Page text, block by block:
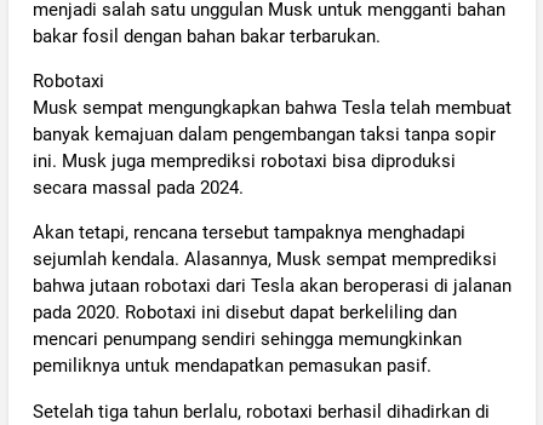
menjadi salah satu unggulan Musk untuk mengganti bahan
bakar fosil dengan bahan bakar terbarukan.
Robotaxi
Musk sempat mengungkapkan bahwa Tesla telah membuat
banyak kemajuan dalam pengembangan taksi tanpa sopir
ini. Musk juga memprediksi robotaxi bisa diproduksi
secara massal pada 2024.
Akan tetapi, rencana tersebut tampaknya menghadapi
sejumlah kendala. Alasannya, Musk sempat memprediksi
bahwa jutaan robotaxi dari Tesla akan beroperasi di jalanan
pada 2020. Robotaxi ini disebut dapat berkeliling dan
mencari penumpang sendiri sehingga memungkinkan
pemiliknya untuk mendapatkan pemasukan pasif.
Setelah tiga tahun berlalu, robotaxi berhasil dihadirkan di